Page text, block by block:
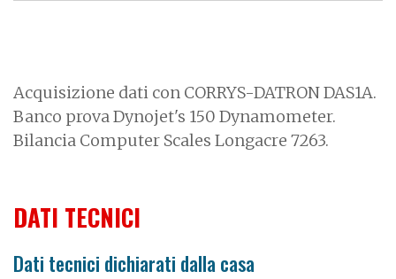
Acquisizione dati con CORRYS-DATRON DAS1A.
Banco prova Dynojet's 150 Dynamometer.
Bilancia Computer Scales Longacre 7263.
DATI TECNICI
Dati tecnici dichiarati dalla casa